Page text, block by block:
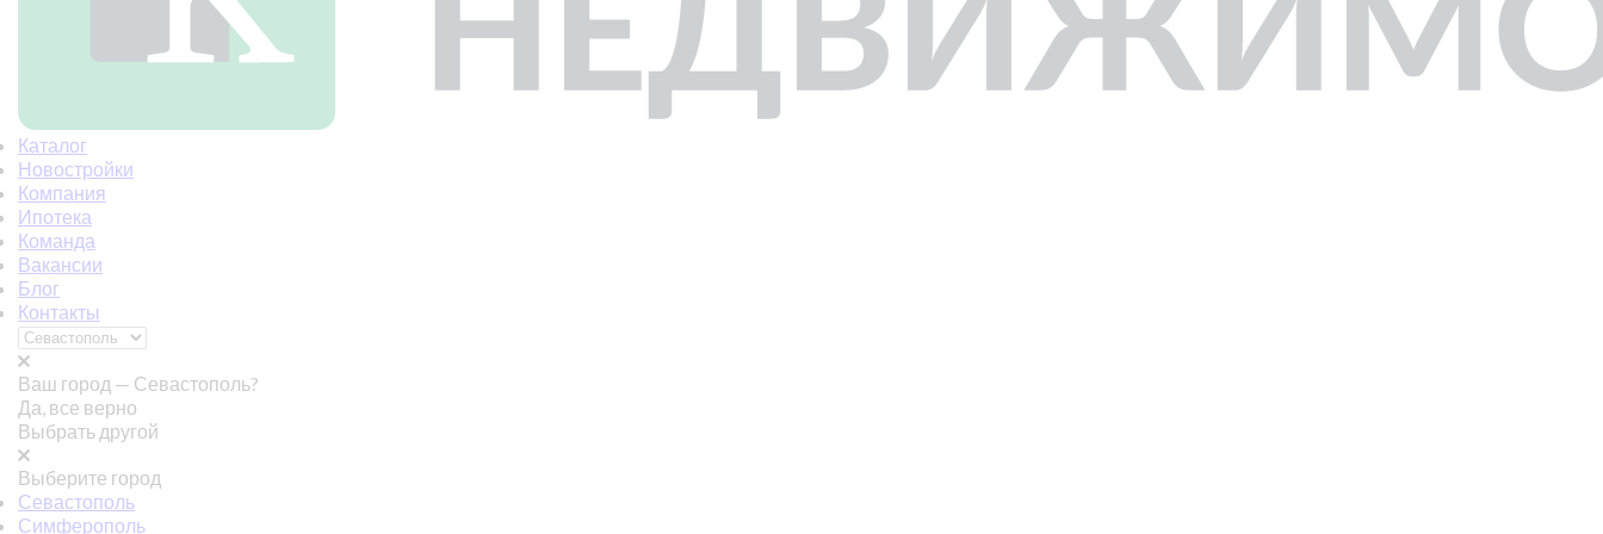
Каталог
Новостройки
Компания
Ипотека
Команда
Вакансии
Блог
Контакты
Ваш город — Севастополь?
Да, все верно
Выбрать другой
Выберите город
Севастополь
Симферополь